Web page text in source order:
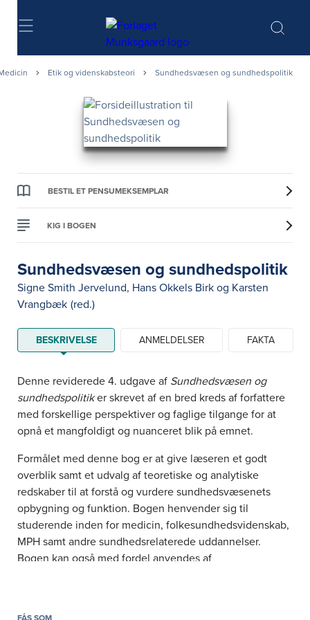
Søg
Etik og videnskabsteori Sundhedsvæsen og sundhedspolitik
BESTIL ET PENSUMEKSEMPLAR
KIG I BOGEN
Sundhedsvæsen og sundhedspolitik
Signe Smith Jervelund, Hans Okkels Birk og Karsten
Vrangbæk (red.)
BESKRIVELSE ANMELDELSER FAKTA
Denne reviderede 4. udgave af Sundhedsvæsen og
sundhedspolitiker skrevet af en bred kreds af forfattere
med forskellige perspektiver og faglige tilgange for at
opnå et mangfoldigt og nuanceret blik på emnet.
Formålet med denne bog er at give læseren et godt
overblik samt et udvalg af teoretiske og analytiske
redskaber til at forstå og vurdere sundhedsvæsenets
opbygning og funktion. Bogen henvender sig til
studerende inden for medicin, folkesundhedsvidenskab,
MPH samt andre sundhedsrelaterede uddannelser.
Bogen kan også med fordel anvendes af
FÅS SOM